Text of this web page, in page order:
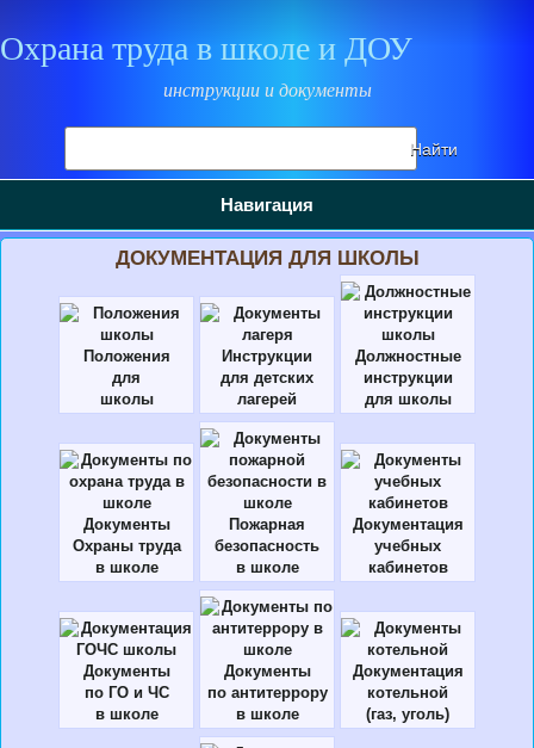
Охрана труда в школе и ДОУ
инструкции и документы
Навигация
ДОКУМЕНТАЦИЯ ДЛЯ ШКОЛЫ
Положения
для
школы
Инструкции
для детских
лагерей
Должностные
инструкции
для школы
Документы
Охраны труда
в школе
Пожарная
безопасность
в школе
Документация
учебных
кабинетов
Документы
по ГО и ЧС
в школе
Документы
по антитеррору
в школе
Документация
котельной
(газ, уголь)